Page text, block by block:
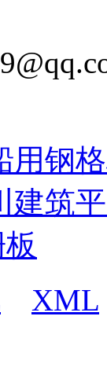
用钢
建筑
XML